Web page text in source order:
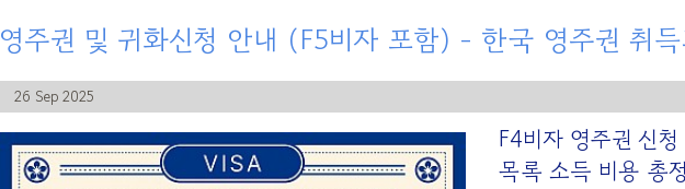
영주권 및 귀화신청 안내 (F5비자 포함) - 한국 영주권 취
26 Sep 2025
F4비자 영주권 신
목록 소득 비용 총